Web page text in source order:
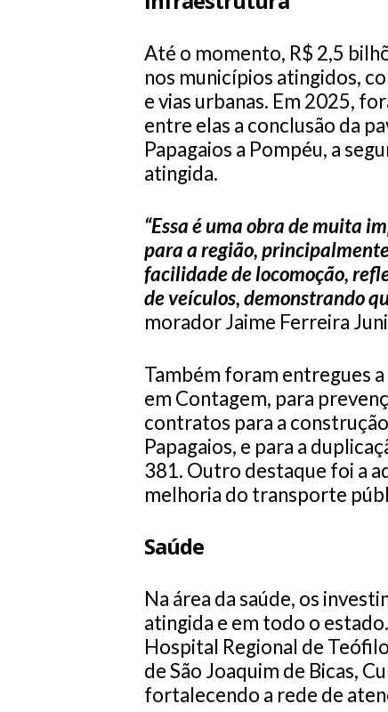
Até o momento, R$ 2,5
nos municípios atingidos,
e vias urbanas. Em 2025,
entre elas a conclusão da
Papagaios a Pompéu, a
atingida.
“Essa é uma obra de muita
para a região,
facilidade de locomoção,
de veículos, demonstrando
morador Jaime Ferreira
Também foram entregues
em Contagem, para
contratos para a
Papagaios, e para a
381. Outro destaque foi a
melhoria do transporte
Saúde
Na área da saúde, os
atingida e em todo o
Hospital Regional de
de São Joaquim de Bicas,
fortalecendo a rede de